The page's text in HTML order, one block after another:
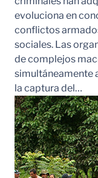
evoluciona en
conflictos
sociales. Las
de complejos
simultáneamente
la captura del…